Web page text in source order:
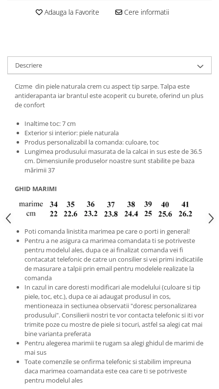
Adauga la Favorite Cere informatii
Descriere
Cizme din piele naturala crem cu aspect tip sarpe. Talpa este
antiderapanta iar brantul este acoperit cu burete, oferind un plus
de confort
Inaltime toc: 7 cm
Exterior si interior: piele naturala
Produs personalizabil la comanda: culoare, toc
Lungimea produsului masurata de la calcai in sus este de 36.5
cm. Dimensiunile produselor noastre sunt stabilite pe baza
mărimii 37
GHID MARIMI
Poti comanda linistita marimea pe care o porti in general!
Pentru a ne asigura ca marimea comandata ti se potriveste
pentru modelul ales, dupa ce ai finalizat comanda vei fi
contacatat telefonic de catre un consilier si vei primi indicatiile
de masurare a talpii prin email pentru modelele realizate la
comanda
In cazul in care doresti modificari ale modelului (culoare si tip
piele, toc, etc.), dupa ce ai adaugat produsul in cos,
mentioneaza in sectiunea observatii "doresc personalizarea
produsului". Consilierii nostri te vor contacta telefonic si iti vor
trimite poze cu mostre de piele si tocuri, astfel sa alegi cat mai
bine varianta preferata
Pentru alegerea marimii te rugam sa alegi ghidul de marimi de
mai sus
Toate comenzile se onfirma telefonic si stabilim impreuna
daca marimea coamandata este cea care ti se potriveste
pentru modelul ales